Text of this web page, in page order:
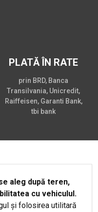
PLATĂ ÎN RATE
prin BRD, Banca
Transilvania, Unicredit,
Raiffeisen, Garanti Bank,
tbi bank
aleg după teren,
cu vehiculul.
și folosirea utilitară